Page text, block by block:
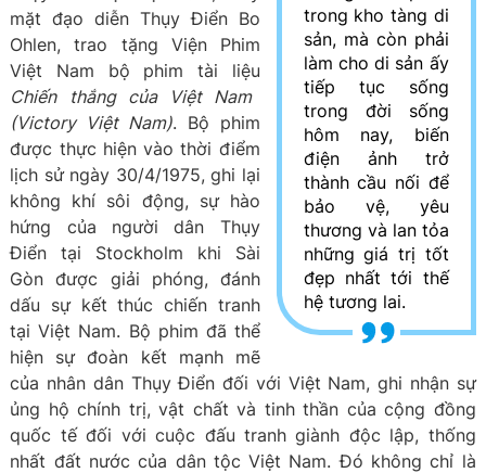
trong kho tàng di
sản, mà còn phải
làm cho di sản ấy
tiếp tục sống
trong đời sống
hôm nay, biến
điện ảnh trở
thành cầu nối để
bảo vệ, yêu
thương và lan tỏa
những giá trị tốt
đẹp nhất tới thế
hệ tương lai.
mặt đạo diễn Thụy Điển Bo
Ohlen, trao tặng Viện Phim
Việt Nam bộ phim tài liệu
Chiến thắng của Việt Nam
(Victory Việt Nam). Bộ phim
được thực hiện vào thời điểm
lịch sử ngày 30/4/1975, ghi lại
không khí sôi động, sự hào
hứng của người dân Thụy
Điển tại Stockholm khi Sài
Gòn được giải phóng, đánh
dấu sự kết thúc chiến tranh
tại Việt Nam. Bộ phim đã thể
hiện sự đoàn kết mạnh mẽ
của nhân dân Thụy Điển đối với Việt Nam, ghi nhận sự
ủng hộ chính trị, vật chất và tinh thần của cộng đồng
quốc tế đối với cuộc đấu tranh giành độc lập, thống
nhất đất nước của dân tộc Việt Nam. Đó không chỉ là